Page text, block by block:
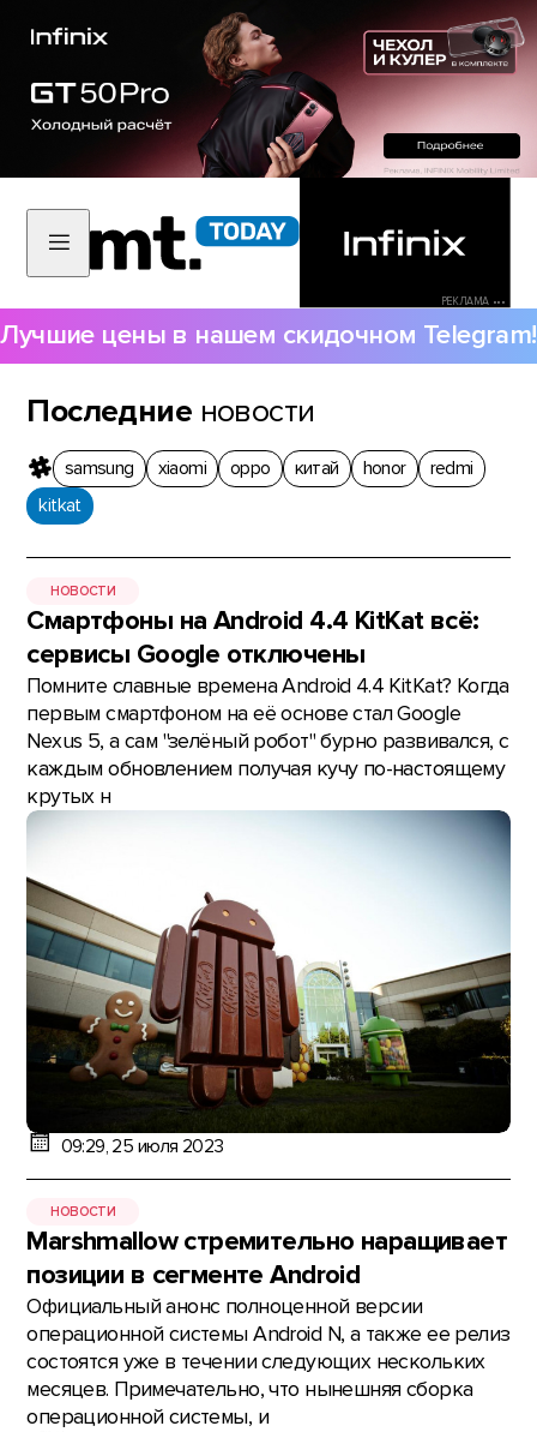
РЕКЛАМА •••
Лучшие цены в нашем скидочном Telegram!
Последние новости
samsung xiaomi oppo китай honor
redmi
kitkat
НОВОСТИ
Смартфоны на Android 4.4 KitKat всё:
сервисы Google отключены
Помните славные времена Android 4.4 KitKat? Когда
первым смартфоном на её основе стал Google
Nexus 5, а сам "зелёный робот" бурно развивался, с
каждым обновлением получая кучу по-настоящему
крутых н
09:29, 25 июля 2023
НОВОСТИ
Marshmallow стремительно наращивает
позиции в сегменте Android
Официальный анонс полноценной версии
операционной системы Android N, а также ее релиз
состоятся уже в течении следующих нескольких
месяцев. Примечательно, что нынешняя сборка
операционной системы, и